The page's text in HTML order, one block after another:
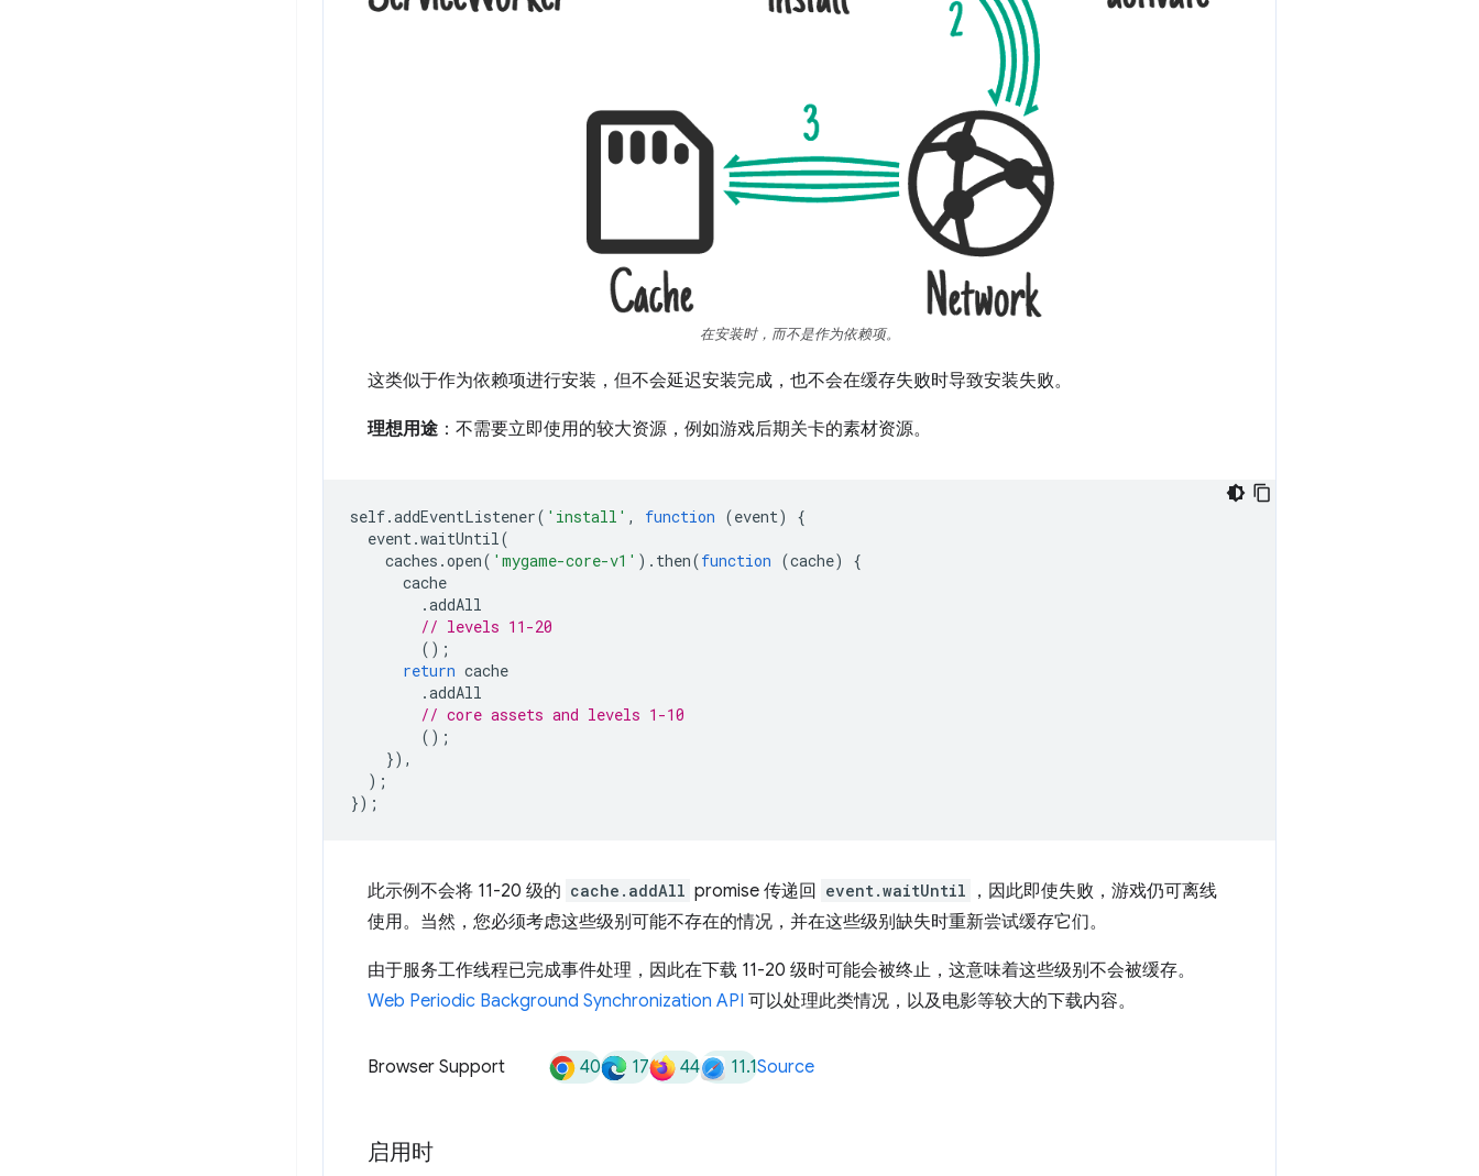
在安装时，而不是作为依赖项。
这类似于作为依赖项进行安装，但不会延迟安装完成，也不会在缓存失败时导致安装失败。
理想用途 ：不需要立即使用的较大资源，例如游戏后期关卡的素材资源。
self.addEventListener( 'install' , function (event)
{
event.waitUntil(
caches .open( 'mygame-core-v1' ). then(function (cache)
{
cache
.addAll
// levels 11-20
();
return cache
.addAll
// core assets and levels 1-10
();
}),
);
});
此示例不会将 11-20 级的 cache.addAll promise 传递回 event.waitUntil
，因此即使失败，游戏仍可离线
使用。当然，您必须考虑这些级别可能不存在的情况，并在这些级别缺失时重新尝试缓存它们。
由于服务工作线程已完成事件处理，因此在下载 11-20 级时可能会被终止，这意味着这些级别不会被缓存。
Web Periodic Background Synchronization API 可以处理此类情况，以及电影等较大的下载内容。
Browser Support 40 17 44 11.1Source
启用时